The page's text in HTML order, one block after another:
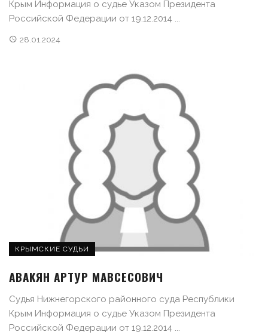
Крым Информация о судье Указом Президента
Российской Федерации от 19.12.2014 ...
28.01.2024
КРЫМСКИЕ СУДЬИ
АВАКЯН АРТУР МАВСЕСОВИЧ
Судья Нижнегорского районного суда Республики
Крым Информация о судье Указом Президента
Российской Федерации от 19.12.2014 ...